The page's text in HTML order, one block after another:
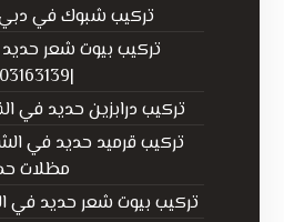
تركيب شبوك في دبي
تركيب بيوت شعر
|0503163139|
تركيب درابزين حديد في الفجيرة
مظلات
تركيب بيوت شعر حديد في الفجيرة